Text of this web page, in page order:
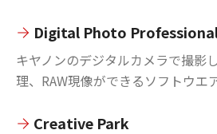
Digital Photo
キヤノンのデジタルカメラで撮影
理、RAW現像ができるソフトウエア
Creative Park